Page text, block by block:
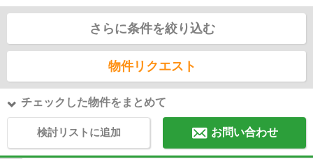
さらに条件を絞り込む
物件リクエスト
チェックした物件をまとめて
検討リストに追加 お問い合わせ